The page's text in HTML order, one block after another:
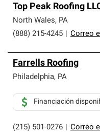
Top Peak Roofing
North Wales, PA
(888) 215-4245
Correo
Farrells Roofing
Philadelphia, PA
(215) 501-0276 Correo
Financiación